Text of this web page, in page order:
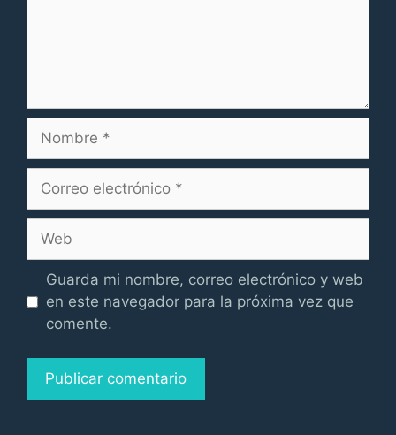
Nombre
Correo
Web
Guarda mi nombre, correo electrónico y web
en este navegador para la próxima vez que
comente.